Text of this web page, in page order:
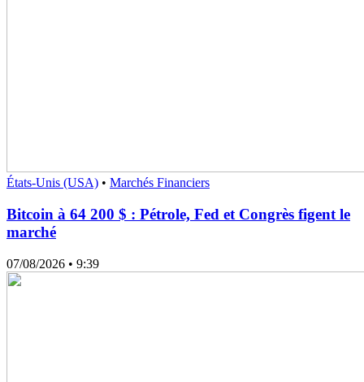
États-Unis (USA) • Marchés Financiers
Bitcoin à 64 200 $ : Pétrole, Fed et Congrès figent le
marché
07/08/2026 • 9:39